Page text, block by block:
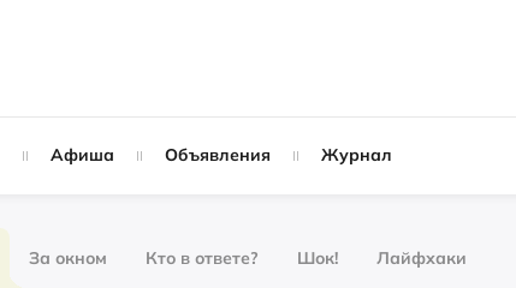
Афиша Объявления Журнал
За окном Кто в ответе? Шок! Лайфхаки